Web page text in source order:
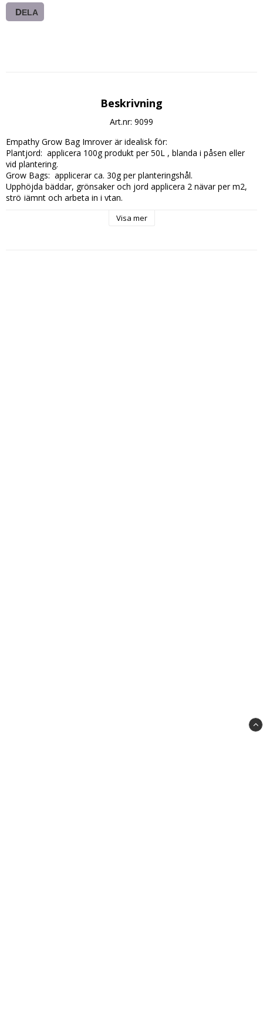
DELA
Beskrivning
Art.nr: 9099
Empathy Grow Bag Imrover är idealisk för:
Plantjord:  applicera 100g produkt per 50L , blanda i påsen eller
vid plantering.
Grow Bags:  applicerar ca. 30g per planteringshål.
Upphöjda bäddar, grönsaker och jord applicera 2 nävar per m2,
strö jämnt och arbeta in i ytan.
rootgrow™ vid tidpunkten för plantering. För nya planteringar eller
Visa mer